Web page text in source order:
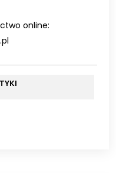
online: